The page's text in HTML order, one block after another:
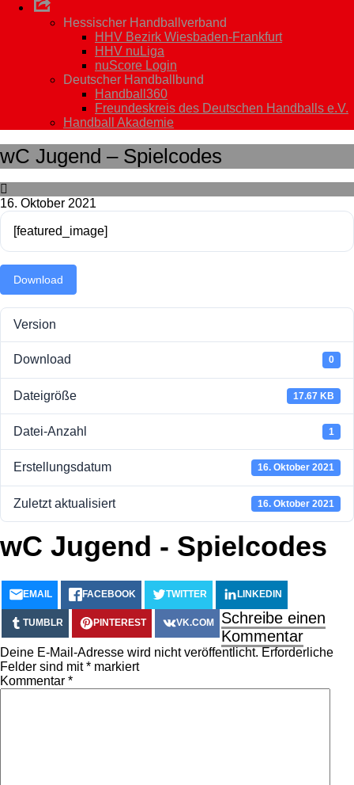
Hessischer Handballverband
HHV Bezirk Wiesbaden-Frankfurt
HHV nuLiga
nuScore Login
Deutscher Handballbund
Handball360
Freundeskreis des Deutschen Handballs e.V.
Handball Akademie
wC Jugend – Spielcodes
16. Oktober 2021
[featured_image]
Download
Version
Download 0
Dateigröße 17.67 KB
Datei-Anzahl 1
Erstellungsdatum 16. Oktober 2021
Zuletzt aktualisiert 16. Oktober 2021
wC Jugend - Spielcodes
EMAIL FACEBOOK TWITTER LINKEDIN
TUMBLR PINTEREST VK.COM
Schreibe einen
Kommentar
Deine E-Mail-Adresse wird nicht veröffentlicht. Erforderliche
Felder sind mit* markiert
Kommentar *